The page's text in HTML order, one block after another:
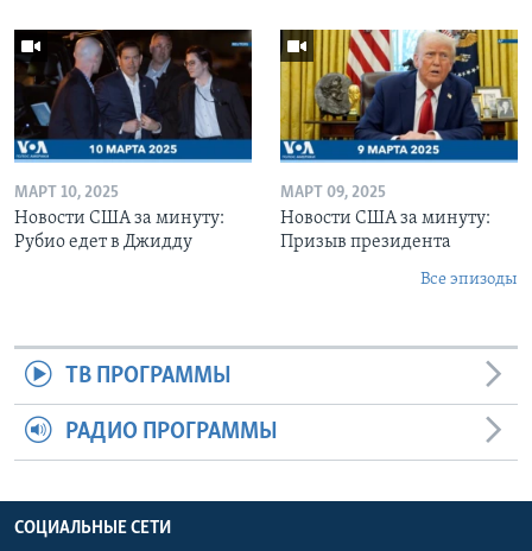
МАРТ 10, 2025
Новости США за минуту:
Рубио едет в Джидду
МАРТ 09, 2025
Новости США за минуту:
Призыв президента
Все эпизоды
ТВ ПРОГРАММЫ
РАДИО ПРОГРАММЫ
СОЦИАЛЬНЫЕ СЕТИ